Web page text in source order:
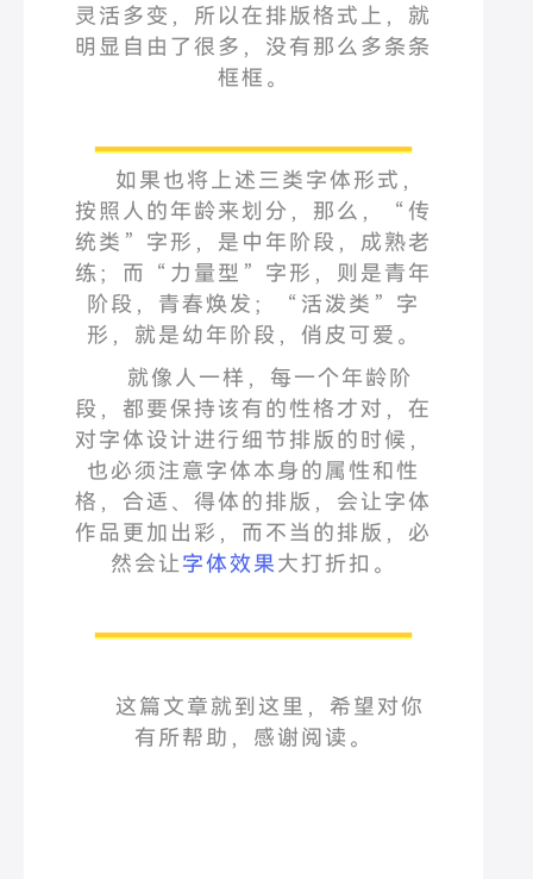
灵活多变，所以在排版格式上，就
明显自由了很多，没有那么多条条
框框。
如果也将上述三类字体形式，
按照人的年龄来划分，那么，
“传
统类 ” 字形，是中年阶段，成熟老
练； 而 “ 力量型 ” 字形，则是青年
阶段，青春焕发；
“ 活泼类 ” 字
形，就是幼年阶段，俏皮可爱。
就像人一样，每一个年龄阶
段，都要保持该有的性格才对，在
对字体设计进行细节排版的时候，
也必须注意字体本身的属性和性
格，合适、得体的排版，会让字体
作品更加出彩，而不当的排版，必
然会让字体效果大打折扣。
这篇文章就到这里，希望对你
有所帮助，感谢阅读。